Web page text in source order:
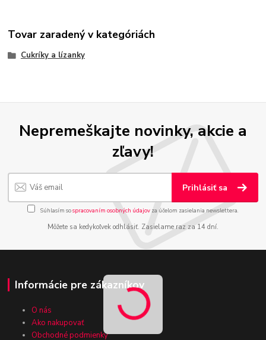
Tovar zaradený v kategóriách
Cukríky a lízanky
Nepremeškajte novinky, akcie a
zľavy!
Prihlásiť sa
Súhlasím sospracovaním osobných údajov za účelom zasielania newslettera.
Môžete sa kedykoľvek odhlásiť. Zasielame raz za 14 dní.
Informácie pre zákazníkov
O nás
Ako nakupovať
Obchodné podmienky